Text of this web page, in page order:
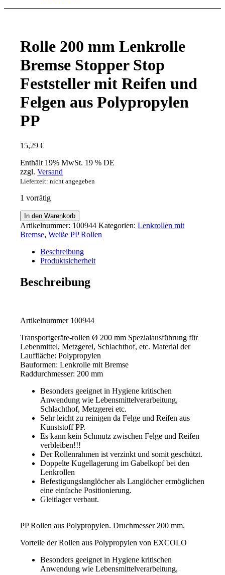
Rolle 200 mm Lenkrolle
Bremse Stopper Stop
Feststeller mit Reifen und
Felgen aus Polypropylen
PP
15,29€
Enthält 19% MwSt. 19 % DE
zzgl.Versand
Lieferzeit: nicht angegeben
1 vorrätig
Rolle
200
mm
Bremse
Stopper
Feststeller
mit
aus
PP
Menge
In den Warenkorb
Artikelnummer: 100944 Kategorien:Lenkrollen mit
Bremse,Weiße PP Rollen
Beschreibung
Produktsicherheit
Beschreibung
Artikelnummer 100944
Transportgeräte-rollen Ø 200 mm Spezialausführung für
Lebenmittel, Metzgerei, Schlachthof, etc. Material der
Lauffläche: Polypropylen
Bauformen: Lenkrolle mit Bremse
Raddurchmesser: 200 mm
Besonders geeignet in Hygiene kritischen
Anwendung wie Lebensmittelverarbeitung,
Schlachthof, Metzgerei etc.
Sehr leicht zu reinigen da Felge und Reifen aus
Kunststoff PP.
Es kann kein Schmutz zwischen Felge und Reifen
verbleiben!!!
Der Rollenrahmen ist verzinkt und somit geschützt.
Doppelte Kugellagerung im Gabelkopf bei den
Lenkrollen
Befestigungslanglöcher als Langlöcher ermöglichen
eine einfache Positionierung.
Gleitlager verbaut.
PP Rollen aus Polypropylen. Druchmesser 200 mm.
Vorteile der Rollen aus Polypropylen von EXCOLO
Besonders geeignet in Hygiene kritischen
Anwendung wie Lebensmittelverarbeitung,